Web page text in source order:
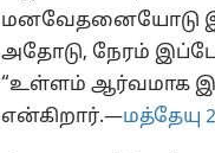
மனவேதனையோடு
அதோடு, நேரம்
“உள்ளம் ஆர்வமாக
என்கிறார்.—மத்தேயு